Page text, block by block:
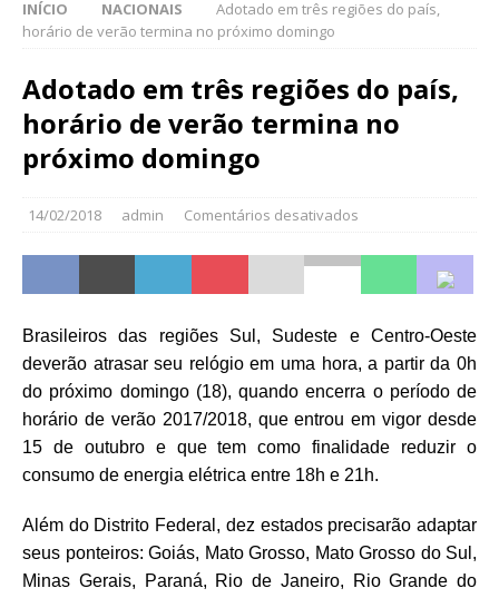
INÍCIO NACIONAIS
Adotado em três regiões do país,
horário de verão termina no próximo domingo
Adotado em três regiões do país,
horário de verão termina no
próximo domingo
14/02/2018 admin Comentários desativados
Brasileiros das regiões Sul, Sudeste e Centro-Oeste
deverão atrasar seu relógio em uma hora, a partir da 0h
do próximo domingo (18), quando encerra o período de
horário de verão 2017/2018, que entrou em vigor desde
15 de outubro e que tem como finalidade reduzir o
consumo de energia elétrica entre 18h e 21h.
Além do Distrito Federal, dez estados precisarão adaptar
seus ponteiros: Goiás, Mato Grosso, Mato Grosso do Sul,
Minas Gerais, Paraná, Rio de Janeiro, Rio Grande do